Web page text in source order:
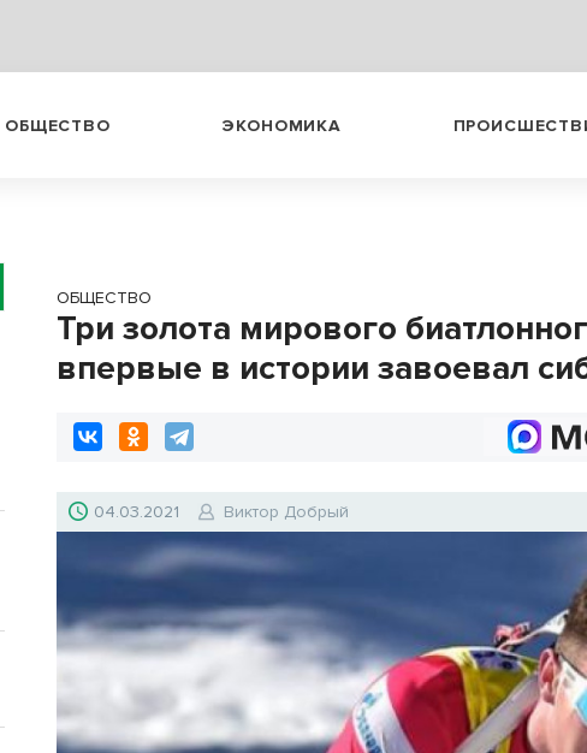
ОБЩЕСТВО ЭКОНОМИКА
ОБЩЕСТВО
Три золота мирового
впервые в истории завоевал
04.03.2021 Виктор Добрый